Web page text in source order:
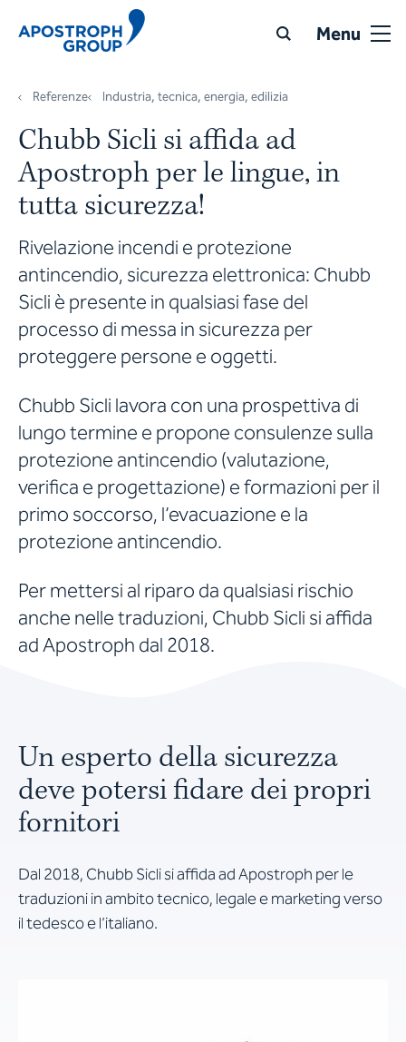
Menu
Referenze Industria, tecnica, energia, edilizia
Chubb Sicli si affida ad
Apostroph per le lingue, in
tutta sicurezza!
Rivelazione incendi e protezione
antincendio, sicurezza elettronica: Chubb
Sicli è presente in qualsiasi fase del
processo di messa in sicurezza per
proteggere persone e oggetti.
Chubb Sicli lavora con una prospettiva di
lungo termine e propone consulenze sulla
protezione antincendio (valutazione,
verifica e progettazione) e formazioni per il
primo soccorso, l’evacuazione e la
protezione antincendio.
Per mettersi al riparo da qualsiasi rischio
anche nelle traduzioni, Chubb Sicli si affida
ad Apostroph dal 2018.
Un esperto della sicurezza
deve potersi fidare dei propri
fornitori
Dal 2018, Chubb Sicli si affida ad Apostroph per le
traduzioni in ambito tecnico, legale e marketing verso
il tedesco e l’italiano.